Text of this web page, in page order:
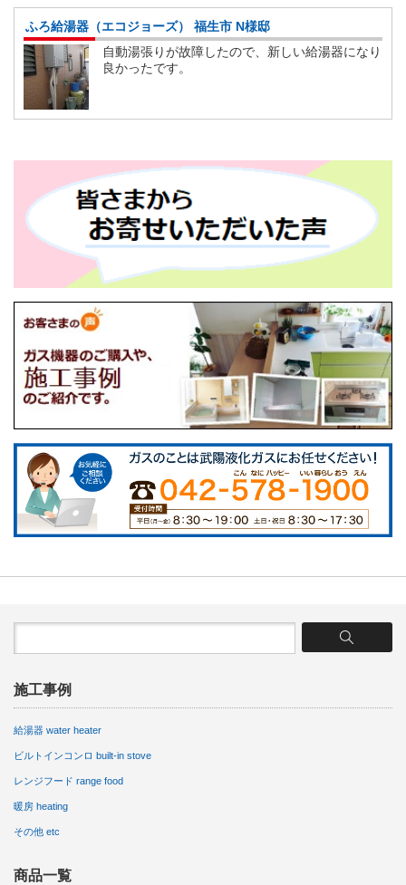
ふろ給湯器（エコジョーズ） 福生市 N様邸
自動湯張りが故障したので、新しい給湯器になり
良かったです。
施工事例
給湯器 water heater
ビルトインコンロ built-in stove
レンジフード range food
暖房 heating
その他 etc
商品一覧